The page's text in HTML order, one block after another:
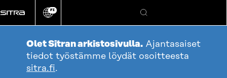
suoraan
sisältöön
Vaihda
kieli
FI
Hae
Olet Sitran arkistosivulla. Ajantasaiset
tiedot työstämme löydät osoitteesta
sitra.fi.